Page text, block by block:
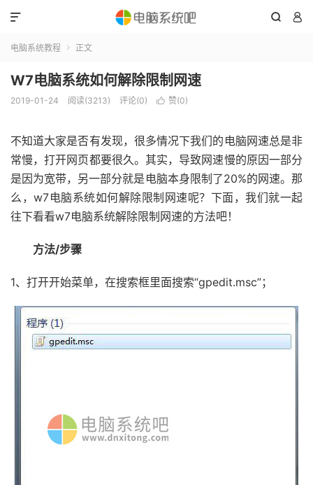
 

电脑系统教程  正文
W7电脑系统如何解除限制网速
2019-01-24 阅读(3213) 评论(0)  赞(0)
不知道大家是否有发现，很多情况下我们的电脑网速总是非
常慢，打开网页都要很久。其实，导致网速慢的原因一部分
是因为宽带，另一部分就是电脑本身限制了20%的网速。那
么，w7电脑系统如何解除限制网速呢？下面，我们就一起
往下看看w7电脑系统解除限制网速的方法吧！
方法/步骤
1、打开开始菜单，在搜索框里面搜索“gpedit.msc”；